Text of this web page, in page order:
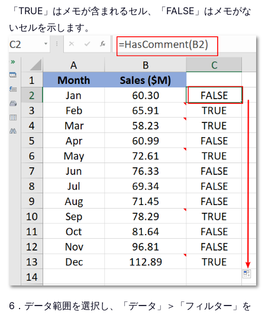
「TRUE」はメモが含まれるセル、「FALSE」はメモがな
いセルを示します。
6．データ範囲を選択し、「データ」＞「フィルター」を